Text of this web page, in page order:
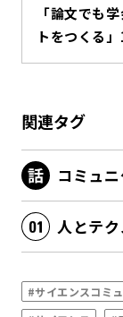
「論文でも
トをつくる
関連タグ
コミュ
#サイエンスコミ